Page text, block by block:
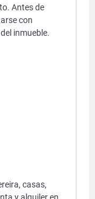
Antes de
con
inmueble.
casas,